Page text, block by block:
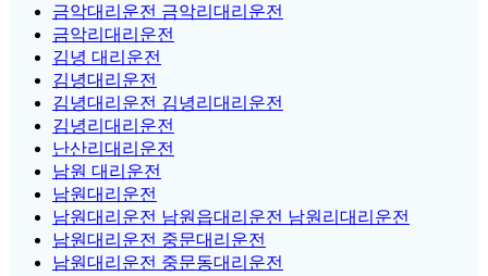
금악대리운전 금악리대리운전
금악리대리운전
김녕 대리운전
김녕대리운전
김녕대리운전 김녕리대리운전
김녕리대리운전
난산리대리운전
남원 대리운전
남원대리운전
남원대리운전 남원읍대리운전 남원리대리운전
남원대리운전 중문대리운전
남원대리운전 중문동대리운전